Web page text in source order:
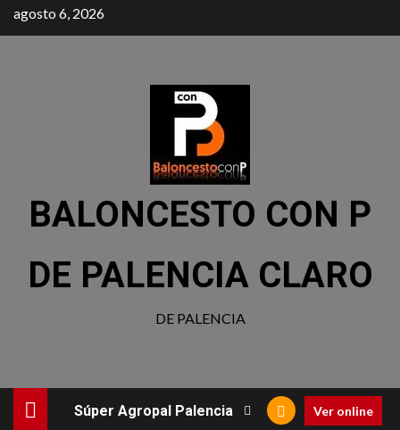
agosto 6, 2026
BALONCESTO CON P
DE PALENCIA CLARO
DE PALENCIA
Súper Agropal Palencia Ver online